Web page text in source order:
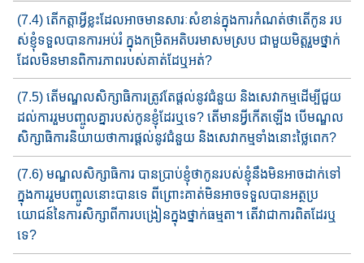
(7.4) តើកត្តាអ្វីខ្លះដែលអាចមានសារៈសំខាន់ក្នុងការកំណត់ថាតើកូន រប​
ស់ខ្ញុំទទួលបាន​​ការអប់រំ​ ក្នុង​កម្រិត​អតិបរមា​សមស្រប ជាមួយ​មិត្ត​រួម​​ថ្នាក់​
ដែលមិនមាន​ពិការភាពរបស់គាត់ដែឬអត់​​​?
(7.5) តើមណ្ឌលសិក្សាធិការត្រូវតែផ្ដល់នូវជំនួយ និងសេវាក​ម្មដើម្បី​ជួយ​
ដល់ការរួមបញ្ចូលគ្នារបស់កូនខ្ញុំ​ដែរ​ឬ​ទេ​​? តើមានអ្វីកើត​ឡើង​ បើ​​មណ្ឌល
សិក្សាធិការនិយាយថាការផ្ដល់នូវជំនួយ និងសេវាកម្ម​ទាំង​​នោះថ្លៃពេក?
(7.6) មណ្ឌលសិក្សាធិការ បានប្រាប់ខ្ញុំថាកូនរបស់ខ្ញុំនឹងមិនអាច​​ដាក់​ទៅ​
ក្នុង​ការ​រួម​​បញ្ចូលនោះ​បាន​ទេ​​ ពីព្រោះ​គាត់មិន​អាច​ទទួល​​បាន​អត្ថ​ប្រ​
យោជន៍​នៃការសិក្សាពីការបង្រៀនក្នុងថ្នាក់ធម្មតា។ តើវាជា​ការ​ពិតដែរឬ
ទេ​​?